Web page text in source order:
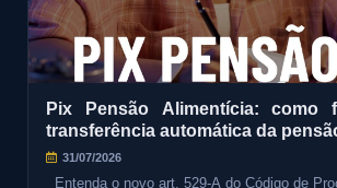
Pix Pensão Alimentícia: como
transferência automática da
31/07/2026
Entenda o novo art. 529-A do Código de